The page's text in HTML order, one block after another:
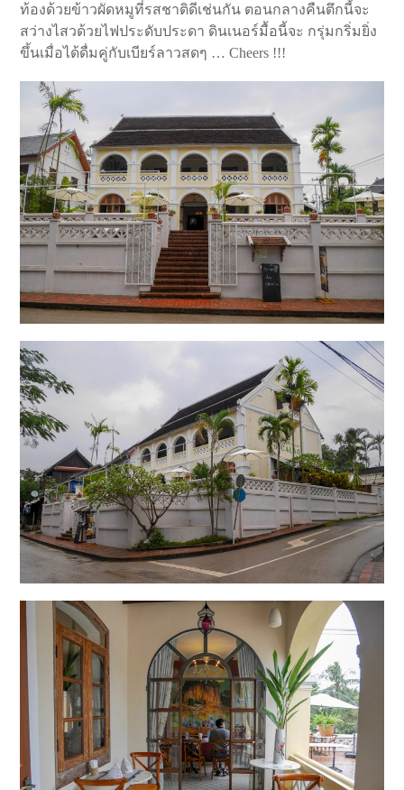
ท้องด้วยข้าวผัดหมูที่รสชาติดีเช่นกัน ตอนกลางคืนตึกนี้จะ
สว่างไสวด้วยไฟประดับประดา ดินเนอร์มื้อนี้จะ กรุ่มกริ่มยิ่ง
ขึ้นเมื่อได้ดื่มคู่กับเบียร์ลาวสดๆ … Cheers !!!